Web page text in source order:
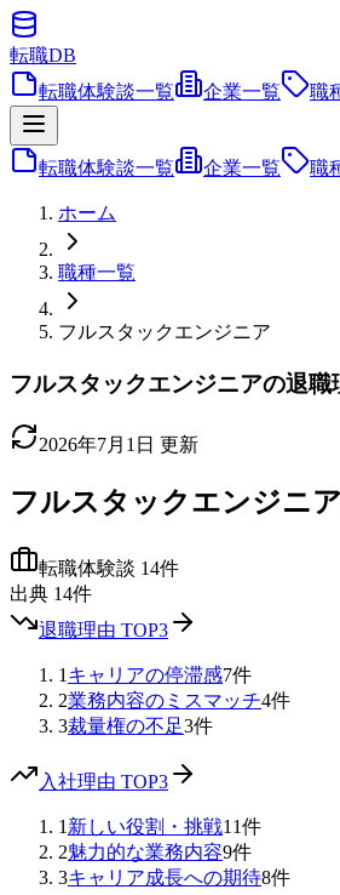
転職DB
転職体験談一覧
企業一覧 職
転職体験談一覧 企業一覧 職
ホーム
職種一覧
フルスタックエンジニア
フルスタックエンジニアの退
2026年7月1日 更新
フルスタックエンジニア
転職体験談 14件
出典 14件
退職理由 TOP3
1 キャリアの停滞感7件
2業務内容のミスマッチ4件
3裁量権の不足3件
入社理由 TOP3
1 新しい役割・挑戦11件
2魅力的な業務内容9件
3キャリア成長への期待8件